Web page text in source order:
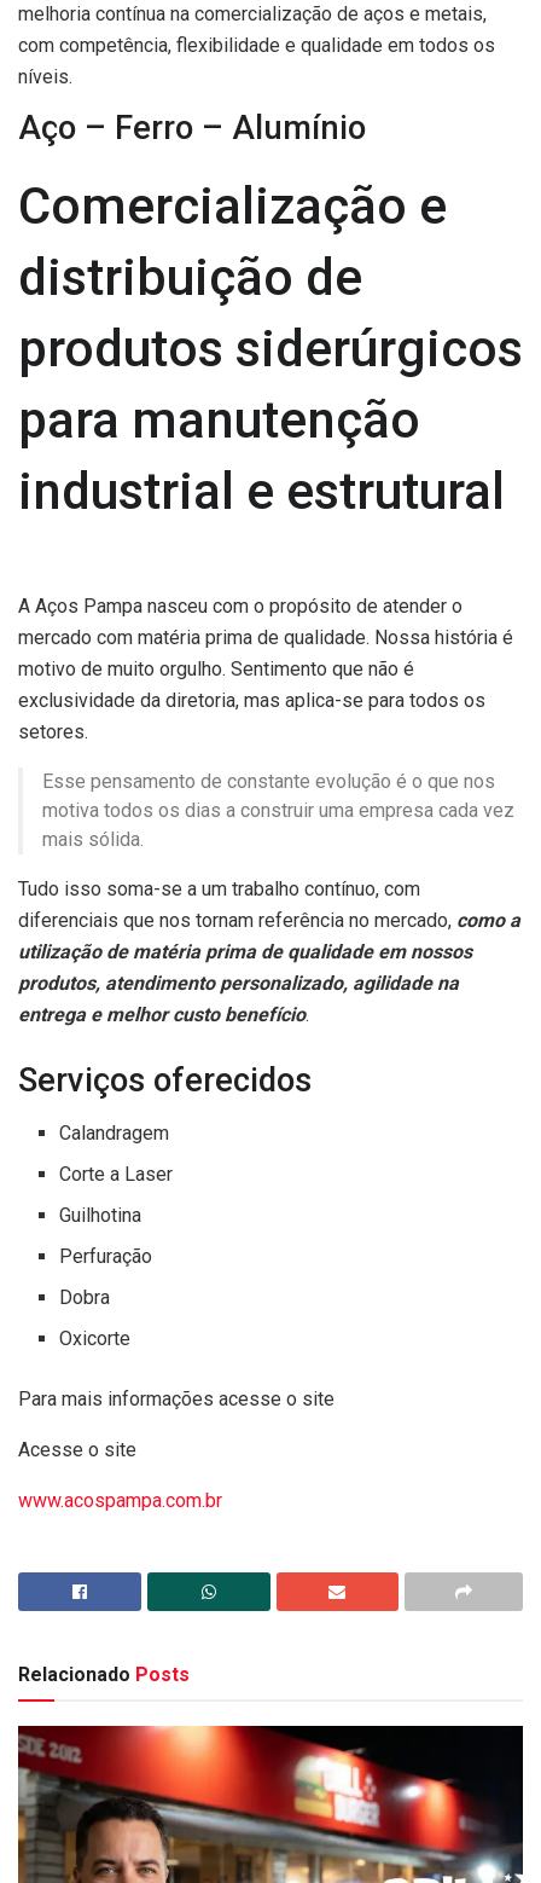
melhoria contínua na comercialização de aços e metais,
com competência, flexibilidade e qualidade em todos os
níveis.
Aço – Ferro – Alumínio
Comercialização e
distribuição de
produtos siderúrgicos
para manutenção
industrial e estrutural
A Aços Pampa nasceu com o propósito de atender o
mercado com matéria prima de qualidade. Nossa história é
motivo de muito orgulho. Sentimento que não é
exclusividade da diretoria, mas aplica-se para todos os
setores.
Esse pensamento de constante evolução é o que nos
motiva todos os dias a construir uma empresa cada vez
mais sólida.
Tudo isso soma-se a um trabalho contínuo, com
diferenciais que nos tornam referência no mercado, como a
utilização de matéria prima de qualidade em nossos
produtos, atendimento personalizado, agilidade na
entrega e melhor custo benefício.
Serviços oferecidos
Calandragem
Corte a Laser
Guilhotina
Perfuração
Dobra
Oxicorte
Para mais informações acesse o site
Acesse o site
www.acospampa.com.br
Relacionado Posts